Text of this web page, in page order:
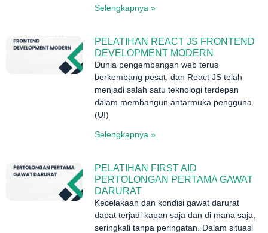
Selengkapnya »
PELATIHAN REACT JS FRONTEND
DEVELOPMENT MODERN
Dunia pengembangan web terus
berkembang pesat, dan React JS telah
menjadi salah satu teknologi terdepan
dalam membangun antarmuka pengguna
(UI)
Selengkapnya »
PELATIHAN FIRST AID
PERTOLONGAN PERTAMA GAWAT
DARURAT
Kecelakaan dan kondisi gawat darurat
dapat terjadi kapan saja dan di mana saja,
seringkali tanpa peringatan. Dalam situasi